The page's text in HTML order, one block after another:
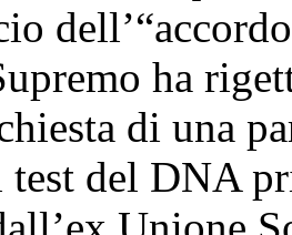
ha
di una
test del DNA